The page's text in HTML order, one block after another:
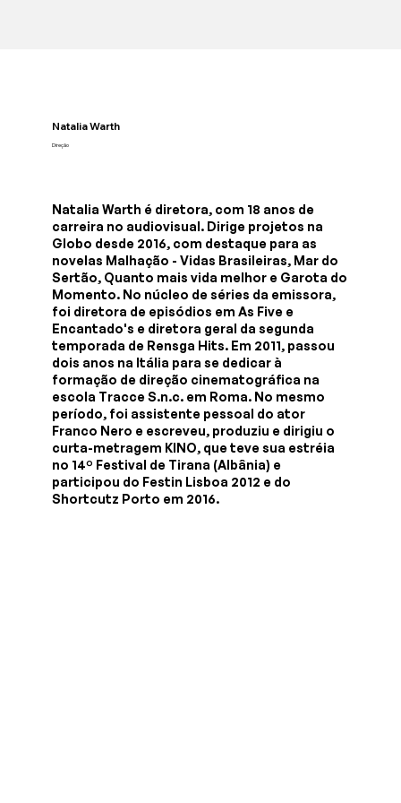
Natalia Warth
Direção
Natalia Warth é diretora, com 18 anos de
carreira no audiovisual. Dirige projetos na
Globo desde 2016, com destaque para as
novelas Malhação - Vidas Brasileiras, Mar do
Sertão, Quanto mais vida melhor e Garota do
Momento. No núcleo de séries da emissora,
foi diretora de episódios em As Five e
Encantado's e diretora geral da segunda
temporada de Rensga Hits. Em 2011, passou
dois anos na Itália para se dedicar à
formação de direção cinematográfica na
escola Tracce S.n.c. em Roma. No mesmo
período, foi assistente pessoal do ator
Franco Nero e escreveu, produziu e dirigiu o
curta-metragem KINO, que teve sua estréia
no 14º Festival de Tirana (Albânia) e
participou do Festin Lisboa 2012 e do
Shortcutz Porto em 2016.